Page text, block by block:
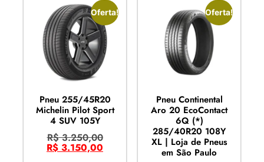
Oferta!
Pneu 255/45R20
Michelin Pilot Sport
4 SUV 105Y
R$3.250,00
R$ 3.150,00
Oferta!
Pneu Continental
Aro 20 EcoContact
6Q (*)
285/40R20 108Y
XL | Loja de Pneus
em São Paulo